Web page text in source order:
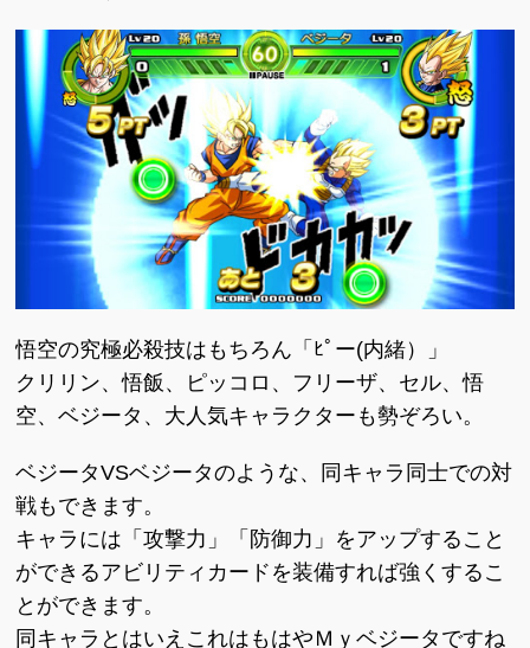
悟空の究極必殺技はもちろん「ﾋﾟー(内緒）」
クリリン、悟飯、ピッコロ、フリーザ、セル、悟
空、ベジータ、大人気キャラクターも勢ぞろい。
ベジータVSベジータのような、同キャラ同士での対
戦もできます。
キャラには「攻撃力」「防御力」をアップすること
ができるアビリティカードを装備すれば強くするこ
とができます。
同キャラとはいえこれはもはやＭｙベジータですね